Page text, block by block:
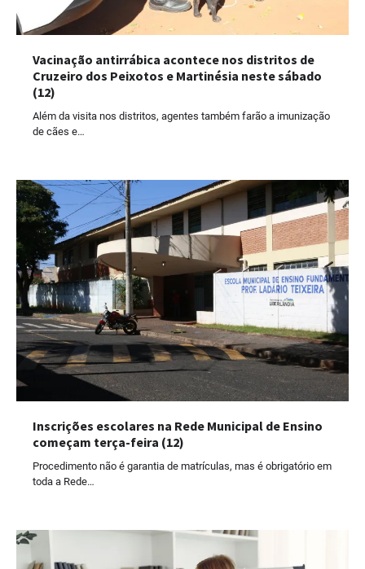
Vacinação antirrábica acontece nos distritos de
Cruzeiro dos Peixotos e Martinésia neste sábado
(12)
Além da visita nos distritos, agentes também farão a imunização
de cães e…
Inscrições escolares na Rede Municipal de Ensino
começam terça-feira (12)
Procedimento não é garantia de matrículas, mas é obrigatório em
toda a Rede…